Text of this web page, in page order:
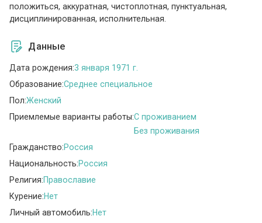
положиться, аккуратная, чистоплотная, пунктуальная,
дисциплинированная, исполнительная.
Данные
Дата рождения:3 января 1971 г.
Образование:Среднее специальное
Пол:Женский
Приемлемые варианты работы:C проживанием
Без проживания
Гражданство:Россия
Национальность:Россия
Религия:Православие
Курение:Нет
Личный автомобиль:Нет